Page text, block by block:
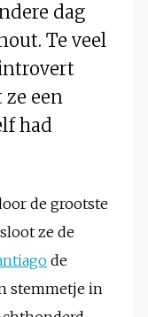
dag
Te veel
ze een
had
de grootste
ze de
de
stemmetje in